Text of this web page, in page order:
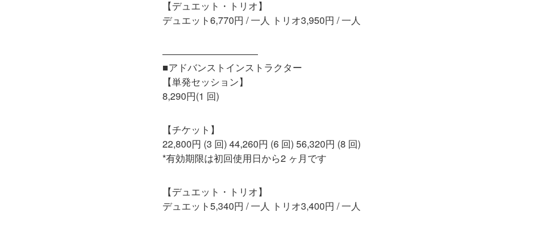
【デュエット・トリオ】
デュエット6,770円 / 一人 トリオ3,950円 / 一人
――――――――――
■アドバンストインストラクター
【単発セッション】
8,290円(1 回)
【チケット】
22,800円 (3 回) 44,260円 (6 回) 56,320円 (8 回)
*有効期限は初回使用日から2 ヶ月です
【デュエット・トリオ】
デュエット5,340円 / 一人 トリオ3,400円 / 一人